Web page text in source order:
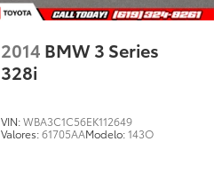
2014 BMW 3 Series
328i
VIN:WBA3C1C56EK112649
Valores:61705AAModelo:143O